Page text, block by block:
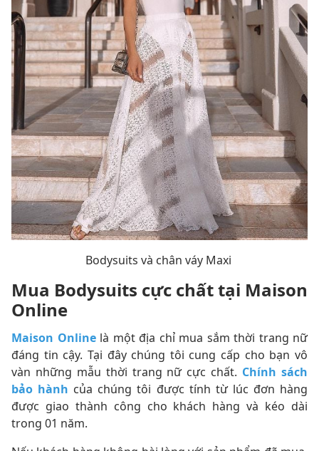
Bodysuits và chân váy Maxi
Mua Bodysuits cực chất tại Maison
Online
Maison Onlinelà một địa chỉ mua sắm thời trang nữ
đáng tin cậy. Tại đây chúng tôi cung cấp cho bạn vô
vàn những mẫu thời trang nữ cực chất. Chính sách
bảo hành của chúng tôi được tính từ lúc đơn hàng
được giao thành công cho khách hàng và kéo dài
trong 01 năm.